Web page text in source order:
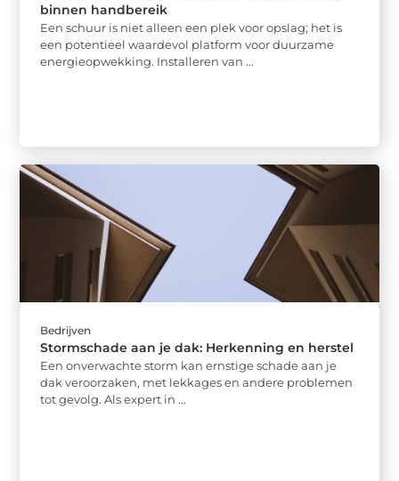
binnen handbereik
Een schuur is niet alleen een plek voor opslag; het is
een potentieel waardevol platform voor duurzame
energieopwekking. Installeren van ...
Bedrijven
Stormschade aan je dak: Herkenning en herstel
Een onverwachte storm kan ernstige schade aan je
dak veroorzaken, met lekkages en andere problemen
tot gevolg. Als expert in ...